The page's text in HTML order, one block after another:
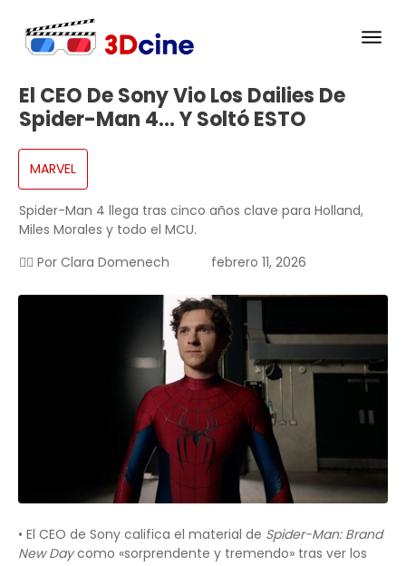
El CEO De Sony Vio Los Dailies De
Spider-Man 4… Y Soltó ESTO
MARVEL
Spider-Man 4 llega tras cinco años clave para Holland,
Miles Morales y todo el MCU.
✍🏻 Por Clara Domenech febrero 11, 2026
• El CEO de Sony califica el material de Spider-Man: Brand
New Daycomo «sorprendente y tremendo» tras ver los